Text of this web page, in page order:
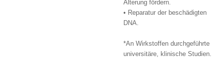
Alterung fördern.
• Reparatur der beschädigten
DNA.
*An Wirkstoffen durchgeführte
universitäre, klinische Studien.